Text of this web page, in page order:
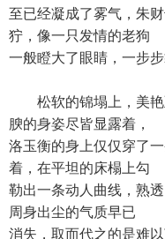
至已经凝成了雾气，朱
狞，像一只发情的老狗
一般瞪大了眼睛，一步
松软的锦塌上，美艳
腴的身姿尽皆显露着，
洛玉衡的身上仅仅穿了
着，在平坦的床榻上勾
勒出一条动人曲线，熟
周身出尘的气质早已
消失，取而代之的是难